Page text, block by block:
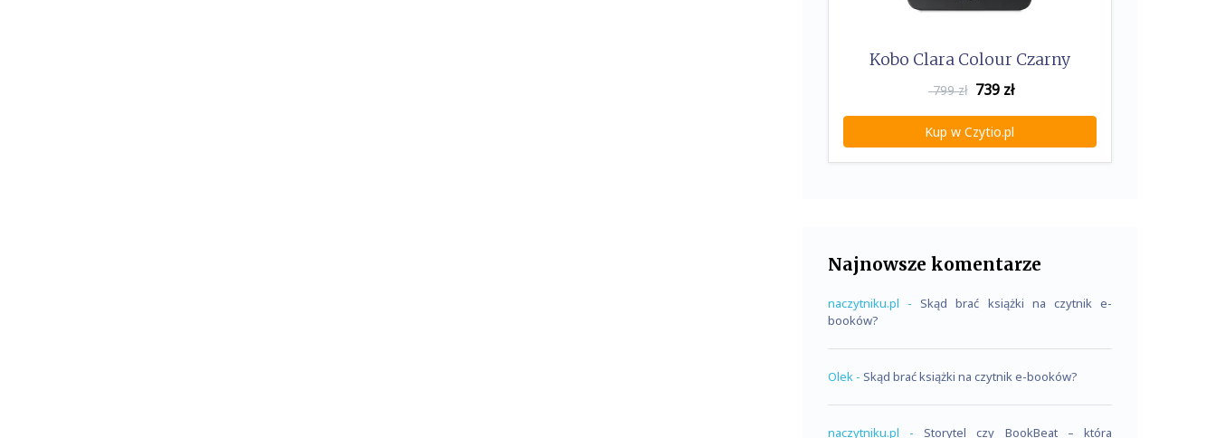
Kobo Clara Colour Czarny
799 zł 739zł
Kup w Czytio.pl
Najnowsze komentarze
naczytniku.pl - Skąd brać książki na czytnik e-
booków?
Olek - Skąd brać książki na czytnik e-booków?
naczytniku.pl - Storytel czy BookBeat – która